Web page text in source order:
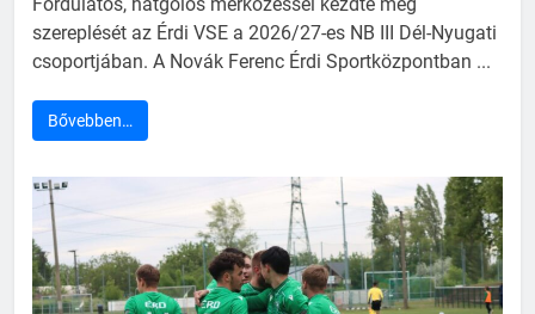
szereplését az Érdi VSE a 2026/27-es NB III Dél-Nyugati
csoportjában. A Novák Ferenc Érdi Sportközpontban ...
Bővebben…